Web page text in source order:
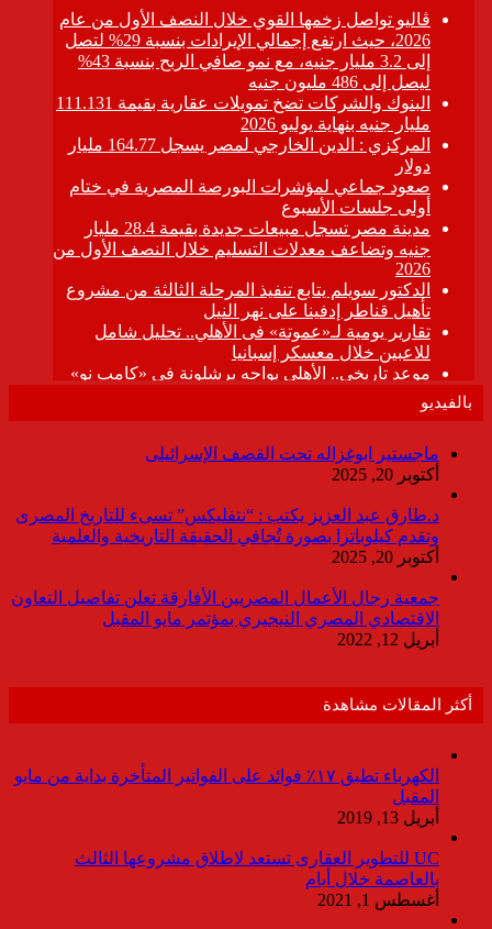
بالفيديو
ماجستير ابوغزاله تحت القصف الإسرائيلى
أكتوبر 20, 2025
د.طارق عبد العزيز يكتب : “نتفليكس” تسىء للتاريخ المصرى
وتقدم كيلوباترا بصورة تُجافي الحقيقة التاريخية والعلمية
أكتوبر 20, 2025
جمعية رجال الأعمال المصريين الأفارقة تعلن تفاصيل التعاون
الاقتصادي المصري النيجيري بمؤتمر مايو المقبل
أبريل 12, 2022
أكثر المقالات مشاهدة
الكهرباء تطبق ١٧٪ فوائد على الفواتير المتأخرة بداية من مايو
المقبل
أبريل 13, 2019
UC للتطوير العقارى تستعد لاطلاق مشروعها الثالث
بالعاصمة خلال أيام
أغسطس 1, 2021